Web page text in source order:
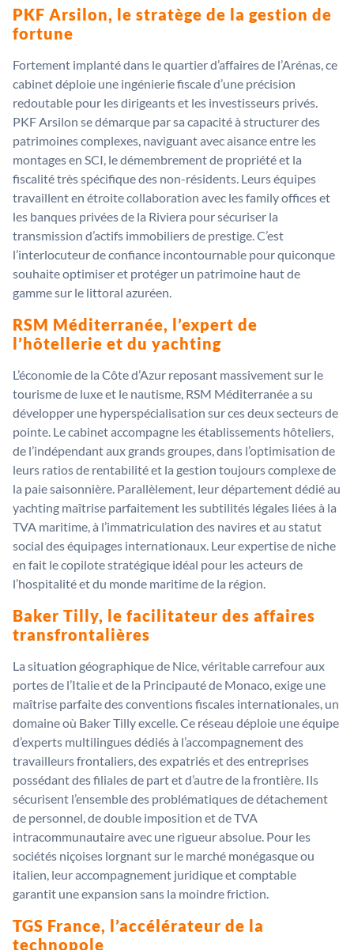
PKF Arsilon, le stratège de la gestion de
fortune
Fortement implanté dans le quartier d’affaires de l’Arénas, ce
cabinet déploie une ingénierie fiscale d’une précision
redoutable pour les dirigeants et les investisseurs privés.
PKF Arsilon se démarque par sa capacité à structurer des
patrimoines complexes, naviguant avec aisance entre les
montages en SCI, le démembrement de propriété et la
fiscalité très spécifique des non-résidents. Leurs équipes
travaillent en étroite collaboration avec les family offices et
les banques privées de la Riviera pour sécuriser la
transmission d’actifs immobiliers de prestige. C’est
l’interlocuteur de confiance incontournable pour quiconque
souhaite optimiser et protéger un patrimoine haut de
gamme sur le littoral azuréen.
RSM Méditerranée, l’expert de
l’hôtellerie et du yachting
L’économie de la Côte d’Azur reposant massivement sur le
tourisme de luxe et le nautisme, RSM Méditerranée a su
développer une hyperspécialisation sur ces deux secteurs de
pointe. Le cabinet accompagne les établissements hôteliers,
de l’indépendant aux grands groupes, dans l’optimisation de
leurs ratios de rentabilité et la gestion toujours complexe de
la paie saisonnière. Parallèlement, leur département dédié au
yachting maîtrise parfaitement les subtilités légales liées à la
TVA maritime, à l’immatriculation des navires et au statut
social des équipages internationaux. Leur expertise de niche
en fait le copilote stratégique idéal pour les acteurs de
l’hospitalité et du monde maritime de la région.
Baker Tilly, le facilitateur des affaires
transfrontalières
La situation géographique de Nice, véritable carrefour aux
portes de l’Italie et de la Principauté de Monaco, exige une
maîtrise parfaite des conventions fiscales internationales, un
domaine où Baker Tilly excelle. Ce réseau déploie une équipe
d’experts multilingues dédiés à l’accompagnement des
travailleurs frontaliers, des expatriés et des entreprises
possédant des filiales de part et d’autre de la frontière. Ils
sécurisent l’ensemble des problématiques de détachement
de personnel, de double imposition et de TVA
intracommunautaire avec une rigueur absolue. Pour les
sociétés niçoises lorgnant sur le marché monégasque ou
italien, leur accompagnement juridique et comptable
garantit une expansion sans la moindre friction.
TGS France, l’accélérateur de la
technopole